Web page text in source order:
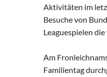
Aktivitäten im
Besuche von
Leaguespielen
Am
Familientag